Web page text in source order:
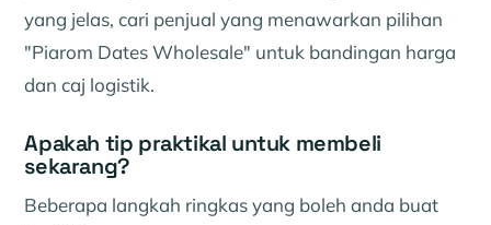
yang jelas, cari penjual yang menawarkan pilihan
"Piarom Dates Wholesale" untuk bandingan harga
dan caj logistik.
Apakah tip praktikal untuk membeli
sekarang?
Beberapa langkah ringkas yang boleh anda buat